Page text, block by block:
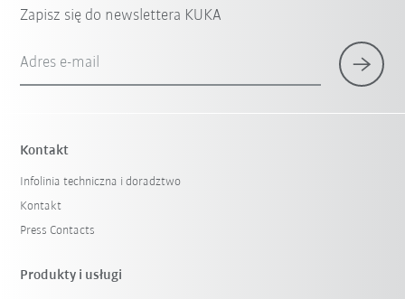
Zapisz się do newslettera KUKA
Adres e-mail
Kontakt
Infolinia techniczna i doradztwo
Kontakt
Press Contacts
Produkty i usługi